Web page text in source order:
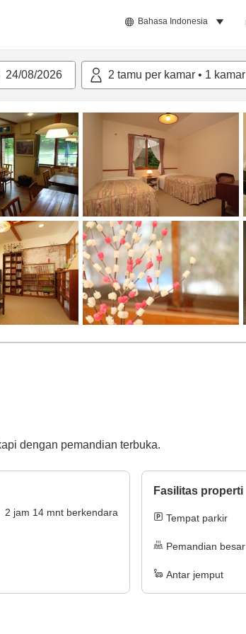
Bahasa Indonesia
24/08/2026 2 tamu per kamar • 1 kamar
dengan pemandian terbuka.
2 jam 14mnt berkendara
Fasilitas properti
Tempat parkir
Pemandian besar
Antar jemput